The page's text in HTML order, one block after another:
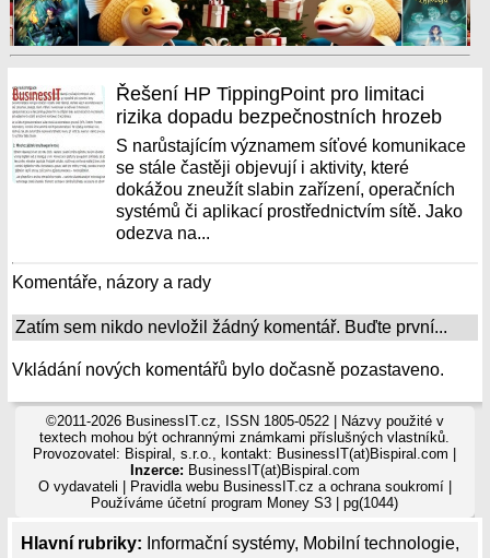
Hlavní rubriky: Informační systémy, Mobilní technologie,
Řešení HP TippingPoint pro limitaci
rizika dopadu bezpečnostních hrozeb
S narůstajícím významem síťové komunikace
se stále častěji objevují i aktivity, které
dokážou zneužít slabin zařízení, operačních
systémů či aplikací prostřednictvím sítě. Jako
odezva na...
Komentáře, názory a rady
Zatím sem nikdo nevložil žádný komentář. Buďte první...
Vkládání nových komentářů bylo dočasně pozastaveno.
©2011-2026 BusinessIT.cz, ISSN 1805-0522 | Názvy použité v
textech mohou být ochrannými známkami příslušných vlastníků.
Provozovatel: Bispiral, s.r.o., kontakt: BusinessIT(at)Bispiral.com |
Inzerce: BusinessIT(at)Bispiral.com
O vydavateli
Pravidla webu BusinessIT.cz a ochrana soukromí|
Používámeúčetní program Money S3 | pg(1044)